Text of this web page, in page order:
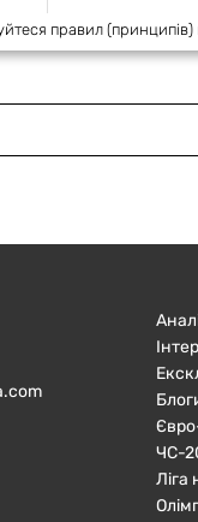
правил (принципів)
ЧC-
Ліга